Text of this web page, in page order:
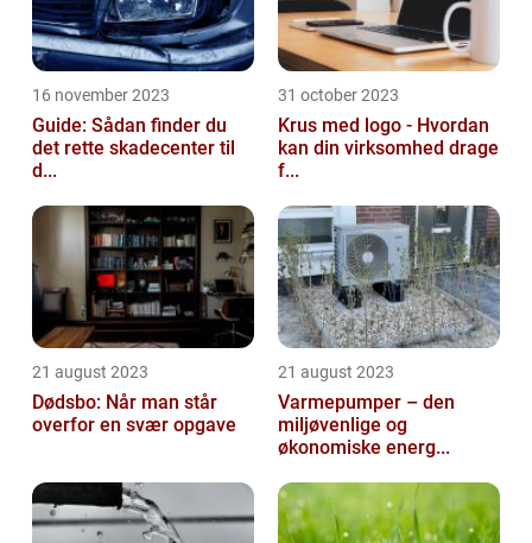
16 november 2023
Guide: Sådan finder du
det rette skadecenter til
d...
31 october 2023
Krus med logo - Hvordan
kan din virksomhed drage
f...
21 august 2023
Dødsbo: Når man står
overfor en svær opgave
21 august 2023
Varmepumper – den
miljøvenlige og
økonomiske energ...